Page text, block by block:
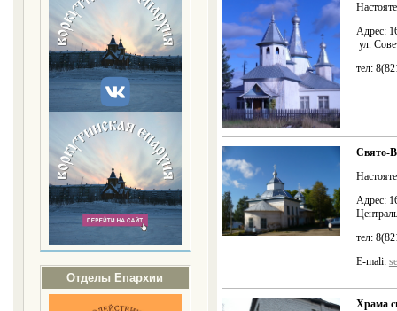
Отделы Епархии
Адрес:
ул.
тел:
Свято-
Адрес:
тел:
E-mali:
Храма